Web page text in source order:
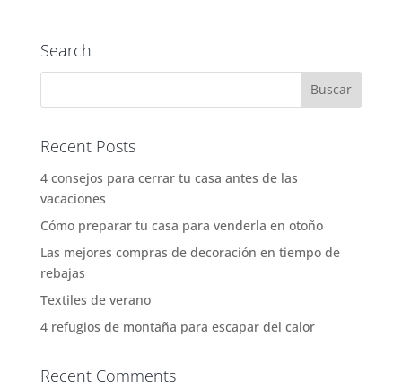
Search
Recent Posts
4 consejos para cerrar tu casa antes de las
vacaciones
Cómo preparar tu casa para venderla en otoño
Las mejores compras de decoración en tiempo de
rebajas
Textiles de verano
4 refugios de montaña para escapar del calor
Recent Comments